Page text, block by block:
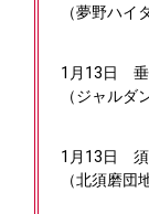
（夢野ハイ
1月13日
（ジャルダ
1月13日
（北須磨団